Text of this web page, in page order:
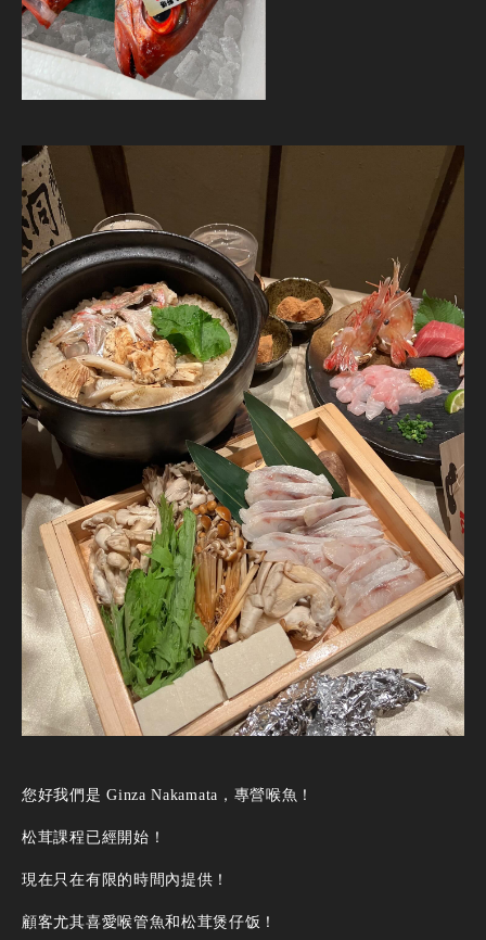
您好我們是 Ginza Nakamata，專營喉魚！
松茸課程已經開始！
現在只在有限的時間內提供！
顧客尤其喜愛喉管魚和松茸煲仔饭！